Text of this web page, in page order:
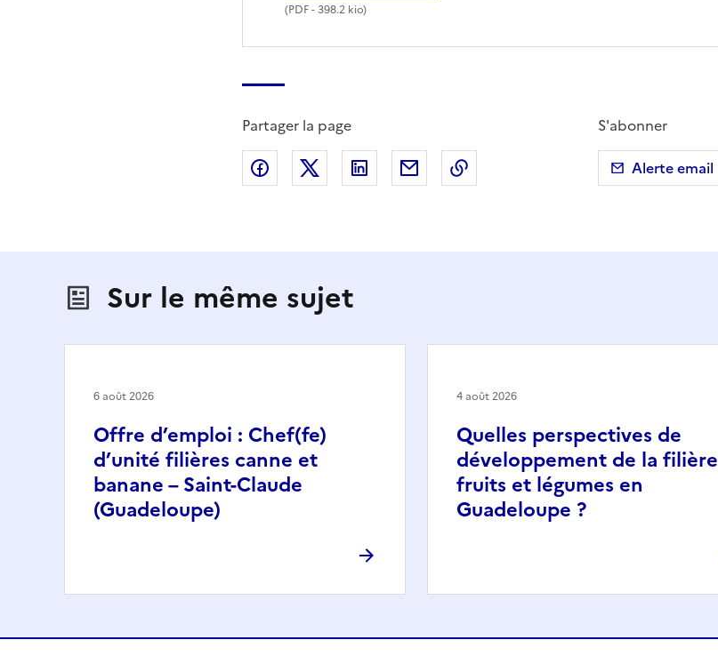
(PDF- 398.2 kio)
Partager la page
Partager sur Facebook
Partager sur X (anciennement Twitter)
Partager sur LinkedIn
Partager par emailCopier dans le presse-papier
S'abonner
Alerte email
Sur le même sujet
Offre d’emploi : Chef(fe)
d’unité filières canne et
banane – Saint-Claude
(Guadeloupe)
6 août 2026
Quelles perspectives de
développement de la filière
fruits et légumes en
Guadeloupe ?
4 août 2026